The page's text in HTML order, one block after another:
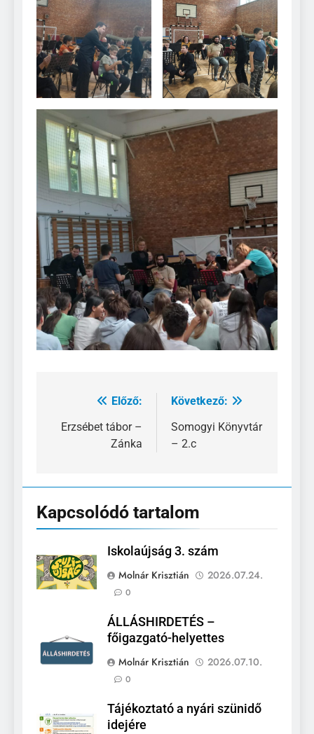
Bejegyzés
navigáció
Előző:
Erzsébet tábor –
Zánka
Következő:
Somogyi Könyvtár
– 2.c
Kapcsolódó tartalom
Iskolaújság 3. szám
Molnár Krisztián
2026.07.24.
0
ÁLLÁSHIRDETÉS –
főigazgató-helyettes
Molnár Krisztián
2026.07.10.
0
Tájékoztató a nyári szünidő
idejére